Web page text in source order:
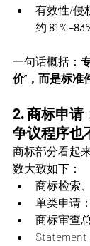
有效性/侵
约
一句话概括：
价”，而是标准
2. 商标申请
争议程序也
商标部分看起
数大致如下：
商标检索
单类申请：
商标审查
Statement